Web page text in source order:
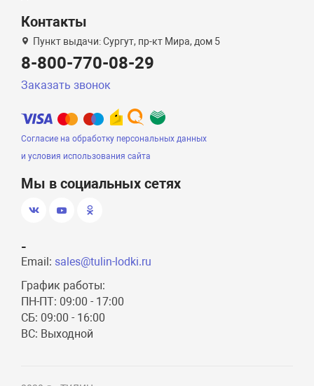
Контакты
Пункт выдачи: Сургут, пр-кт Мира, дом 5
8-800-770-08-29
Заказать звонок
Согласие на обработку персональных данных
и условия использования сайта
Мы в социальных сетях
-
Email: sales@tulin-lodki.ru
График работы:
ПН-ПТ: 09:00 - 17:00
СБ: 09:00 - 16:00
ВС: Выходной